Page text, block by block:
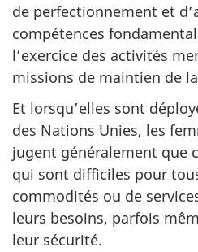
de perfectionnement et
compétences
l’exercice des activités
missions de maintien de
Et lorsqu’elles sont
des Nations Unies, les
jugent généralement que
qui sont difficiles pour
commodités ou de
leurs besoins, parfois
leur sécurité.